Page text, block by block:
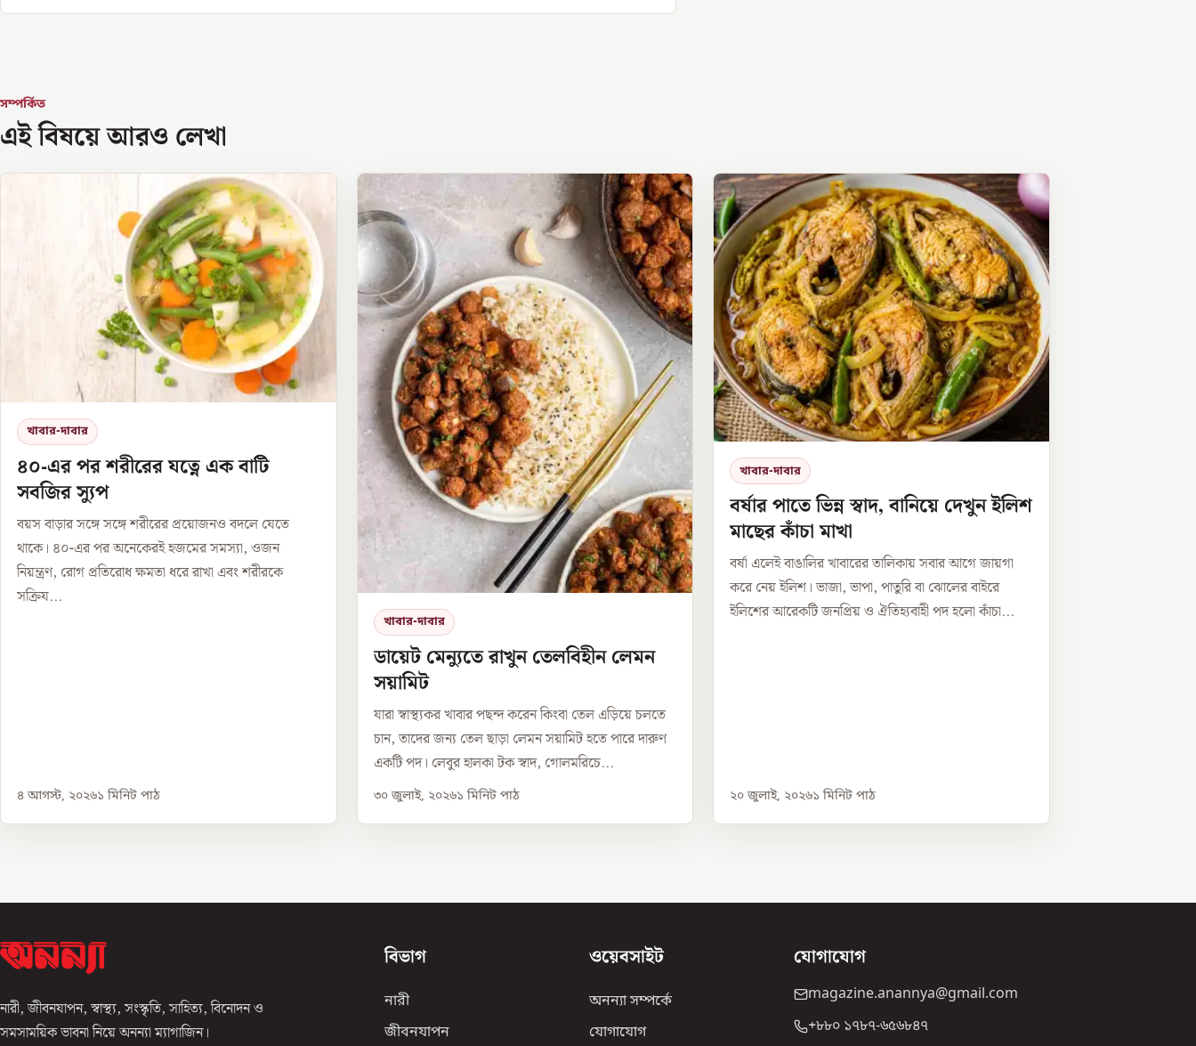
সম্পর্কিত
এই বিষয়ে আরও লেখা
খাবার-দাবার
৪০-এর পর শরীরের যত্নে এক বাটি
সবজির স্যুপ
বয়স বাড়ার সঙ্গে সঙ্গে শরীরের প্রয়োজনও বদলে যেতে
থাকে। ৪০-এর পর অনেকেরই হজমের সমস্যা, ওজন
নিয়ন্ত্রণ, রোগ প্রতিরোধ ক্ষমতা ধরে রাখা এবং শরীরকে
সক্রিয...
৪ আগস্ট, ২০২৬১ মিনিট পাঠ
খাবার-দাবার
ডায়েট মেন্যুতে রাখুন তেলবিহীন লেমন
সয়ামিট
যারা স্বাস্থ্যকর খাবার পছন্দ করেন কিংবা তেল এড়িয়ে চলতে
চান, তাদের জন্য তেল ছাড়া লেমন সয়ামিট হতে পারে দারুণ
একটি পদ। লেবুর হালকা টক স্বাদ, গোলমরিচে...
৩০ জুলাই, ২০২৬১ মিনিট পাঠ
খাবার-দাবার
বর্ষার পাতে ভিন্ন স্বাদ, বানিয়ে দেখুন ইলিশ
মাছের কাঁচা মাখা
বর্ষা এলেই বাঙালির খাবারের তালিকায় সবার আগে জায়গা
করে নেয় ইলিশ। ভাজা, ভাপা, পাতুরি বা ঝোলের বাইরে
ইলিশের আরেকটি জনপ্রিয় ও ঐতিহ্যবাহী পদ হলো কাঁচা...
২০ জুলাই, ২০২৬১ মিনিট পাঠ
নারী, জীবনযাপন, স্বাস্থ্য, সংস্কৃতি, সাহিত্য, বিনোদন ও
সমসাময়িক ভাবনা নিয়ে অনন্যা ম্যাগাজিন।
বিভাগ
নারী
জীবনযাপন
ওয়েবসাইট
অনন্যা সম্পর্কে
যোগাযোগ
যোগাযোগ
magazine.anannya@gmail.com
+৮৮০ ১৭৮৭-৬৫৬৮৪৭